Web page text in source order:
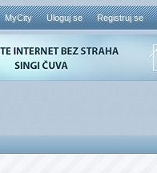
MyCity Uloguj se Registruj se